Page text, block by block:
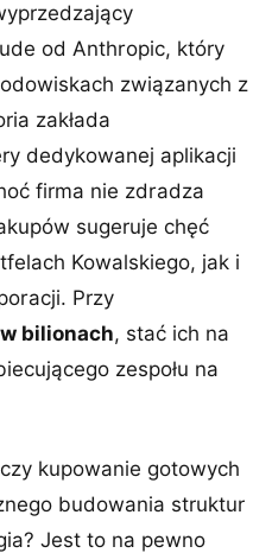
od Anthropic, który
związanych z
zakłada
dedykowanej aplikacji
firma nie zdradza
sugeruje chęć
Kowalskiego, jak i
Przy
bilionach, stać ich na
zespołu na
kupowanie gotowych
budowania struktur
Jest to na pewno